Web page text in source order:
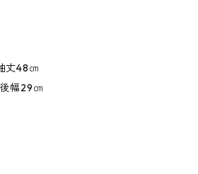
丈48㎝
幅29㎝